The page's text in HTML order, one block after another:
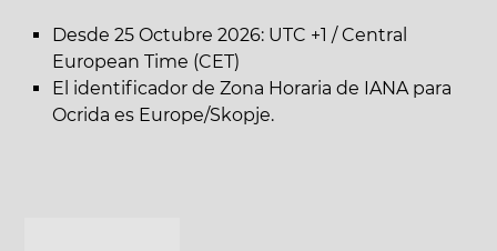
Desde 25 Octubre 2026: UTC +1 / Central
European Time (CET)
El identificador de Zona Horaria de IANA para
Ocrida es Europe/Skopje.